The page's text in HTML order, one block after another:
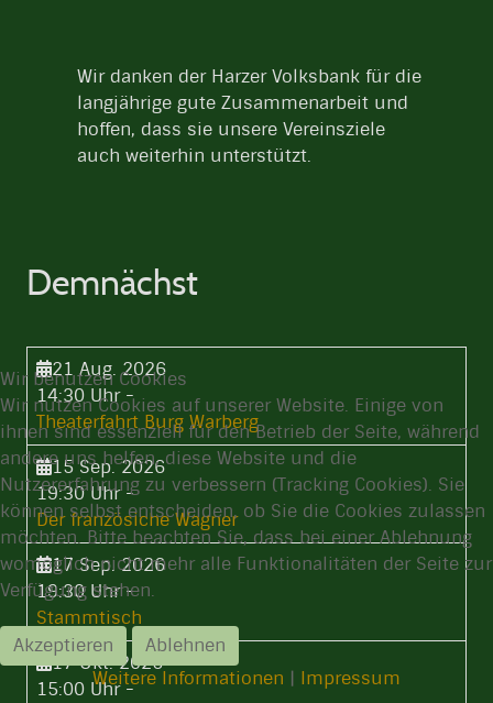
Wir danken der Harzer Volksbank für die
langjährige gute Zusammenarbeit und
hoffen, dass sie unsere Vereinsziele
auch weiterhin unterstützt.
Demnächst
21 Aug. 2026
14:30 Uhr-
Theaterfahrt Burg Warberg
15 Sep. 2026
19:30 Uhr-
Der französiche Wagner
17 Sep. 2026
19:30 Uhr-
Stammtisch
17 Okt. 2026
15:00 Uhr-
Wir benutzen Cookies
Wir nutzen Cookies auf unserer Website. Einige von
ihnen sind essenziell für den Betrieb der Seite, während
andere uns helfen, diese Website und die
Nutzererfahrung zu verbessern (Tracking Cookies). Sie
können selbst entscheiden, ob Sie die Cookies zulassen
möchten. Bitte beachten Sie, dass bei einer Ablehnung
womöglich nicht mehr alle Funktionalitäten der Seite zur
Verfügung stehen.
Akzeptieren
Ablehnen
Weitere Informationen | Impressum